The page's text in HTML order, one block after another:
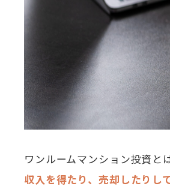
ワンルームマンション投資と
収入を得たり、売却したりし